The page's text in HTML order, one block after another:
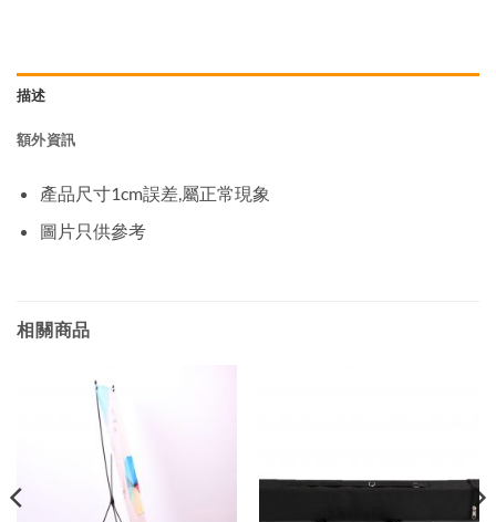
描述
額外資訊
產品尺寸1cm誤差,屬正常現象
圖片只供參考
相關商品